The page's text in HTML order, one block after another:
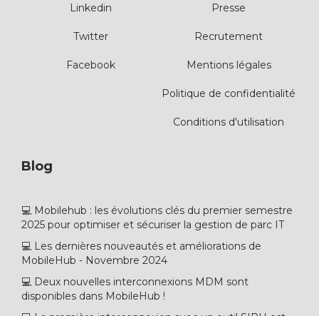
Linkedin
Twitter
Facebook
Presse
Recrutement
Mentions légales
Politique de confidentialité
Conditions d'utilisation
Blog
💻 Mobilehub : les évolutions clés du premier semestre
2025 pour optimiser et sécuriser la gestion de parc IT
💻 Les dernières nouveautés et améliorations de
MobileHub - Novembre 2024
💻 Deux nouvelles interconnexions MDM sont
disponibles dans MobileHub !